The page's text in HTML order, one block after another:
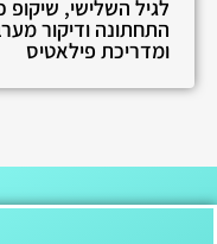
לגיל השלישי,
התחתונה ודיקור
ומדריכת פילאטיס